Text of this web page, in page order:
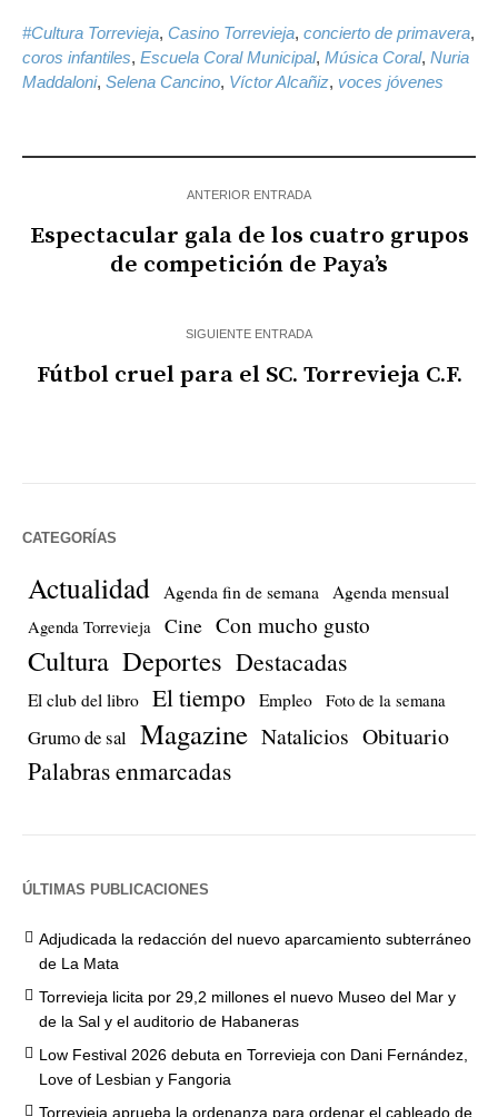
#Cultura Torrevieja, Casino Torrevieja, concierto de primavera,
coros infantiles, Escuela Coral Municipal, Música Coral, Nuria
Maddaloni, Selena Cancino, Víctor Alcañiz, voces jóvenes
ANTERIOR ENTRADA
Espectacular gala de los cuatro grupos
de competición de Paya’s
SIGUIENTE ENTRADA
Fútbol cruel para el SC. Torrevieja C.F.
CATEGORÍAS
Actualidad Agenda fin de semana Agenda mensual
Agenda Torrevieja Cine Con mucho gusto
Cultura Deportes Destacadas
El club del libro El tiempo Empleo Foto de la semana
Grumo de sal Magazine Natalicios Obituario
Palabras enmarcadas
ÚLTIMAS PUBLICACIONES
Adjudicada la redacción del nuevo aparcamiento subterráneo
de La Mata
Torrevieja licita por 29,2 millones el nuevo Museo del Mar y
de la Sal y el auditorio de Habaneras
Low Festival 2026 debuta en Torrevieja con Dani Fernández,
Love of Lesbian y Fangoria
Torrevieja aprueba la ordenanza para ordenar el cableado de